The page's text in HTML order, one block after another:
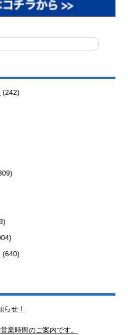
(242)
(640)
らせ！
業時間のご案内です。